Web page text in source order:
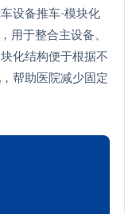
设备推车-模块化
用于整合主设备、
化结构便于根据不
帮助医院减少固定